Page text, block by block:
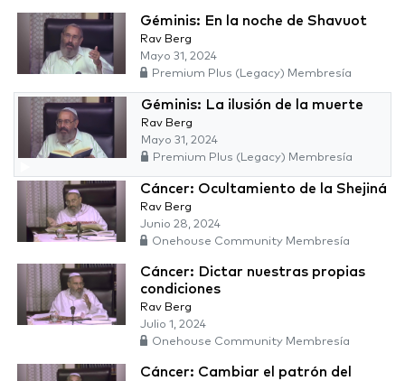
Géminis: En la noche de Shavuot
Rav Berg
Mayo 31, 2024
Premium Plus (Legacy) Membresía
Géminis: La ilusión de la muerte
Rav Berg
Mayo 31, 2024
Premium Plus (Legacy) Membresía
Cáncer: Ocultamiento de la Shejiná
Rav Berg
Junio 28, 2024
Onehouse Community Membresía
Cáncer: Dictar nuestras propias
condiciones
Rav Berg
Julio 1, 2024
Onehouse Community Membresía
Cáncer: Cambiar el patrón del